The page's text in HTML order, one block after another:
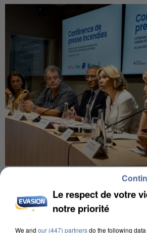
INCENDIES : L’ÎLE-DE-FRANCE
Le respect de votre
notre priorité
We and our (447) partnersdo the following